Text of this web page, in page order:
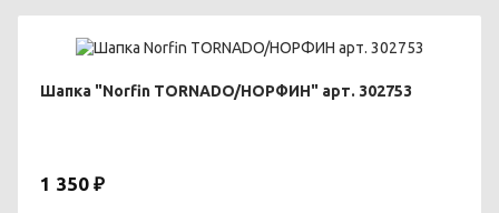
Шапка "Norfin TORNADO/НОРФИН" арт. 302753
1 350 ₽